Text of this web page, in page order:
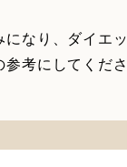
なり、ダイエ
考にしてくださ